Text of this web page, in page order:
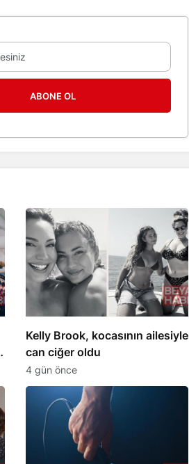
ABONE OL
Kelly Brook, kocasının ailesiyle
can ciğer oldu
4 gün önce